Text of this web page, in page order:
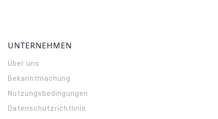
UNTERNEHMEN
Über uns
Bekanntmachung
Nutzungsbedingungen
Datenschutzrichtlinie